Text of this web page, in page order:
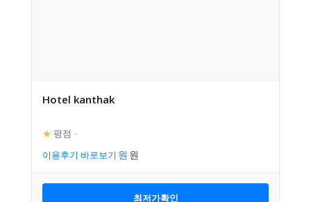
Hotel kanthak
★ 평점 –
이용후기 바로보기
최저가확인